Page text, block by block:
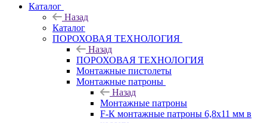
Каталог
Назад
Каталог
ПОРОХОВАЯ ТЕХНОЛОГИЯ
Назад
ПОРОХОВАЯ ТЕХНОЛОГИЯ
Монтажные пистолеты
Монтажные патроны
Назад
Монтажные патроны
F-К монтажные патроны 6,8х11 мм в